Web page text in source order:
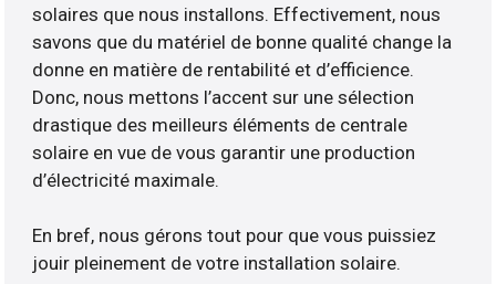
solaires que nous installons. Effectivement, nous
savons que du matériel de bonne qualité change la
donne en matière de rentabilité et d’efficience.
Donc, nous mettons l’accent sur une sélection
drastique des meilleurs éléments de centrale
solaire en vue de vous garantir une production
d’électricité maximale.
En bref, nous gérons tout pour que vous puissiez
jouir pleinement de votre installation solaire.